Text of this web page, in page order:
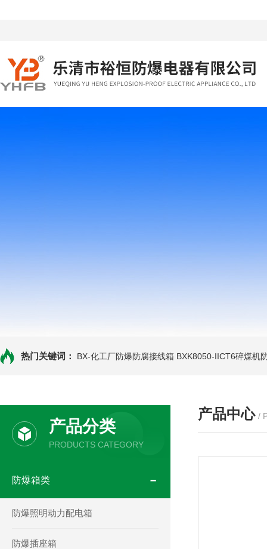
热门关键词： BX-化工厂防爆防腐接线箱 BXK8050-IICT6碎煤机
产品分类
PRODUCTS CATEGORY
防爆箱类
防爆照明动力配电箱
防爆插座箱
产品中心 /